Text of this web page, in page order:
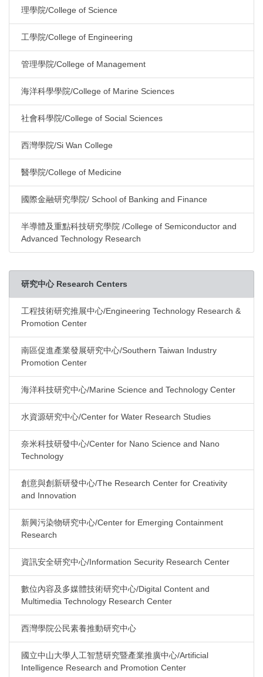
理學院/College of Science
工學院/College of Engineering
管理學院/College of Management
海洋科學學院/College of Marine Sciences
社會科學院/College of Social Sciences
西灣學院/Si Wan College
醫學院/College of Medicine
國際金融研究學院/ School of Banking and Finance
半導體及重點科技研究學院 /College of Semiconductor and
Advanced Technology Research
研究中心 Research Centers
工程技術研究推展中心/Engineering Technology Research &
Promotion Center
南區促進產業發展研究中心/Southern Taiwan Industry
Promotion Center
海洋科技研究中心/Marine Science and Technology Center
水資源研究中心/Center for Water Research Studies
奈米科技研發中心/Center for Nano Science and Nano
Technology
創意與創新研發中心/The Research Center for Creativity
and Innovation
新興污染物研究中心/Center for Emerging Containment
Research
資訊安全研究中心/Information Security Research Center
數位內容及多媒體技術研究中心/Digital Content and
Multimedia Technology Research Center
西灣學院公民素養推動研究中心
國立中山大學人工智慧研究暨產業推廣中心/Artificial
Intelligence Research and Promotion Center